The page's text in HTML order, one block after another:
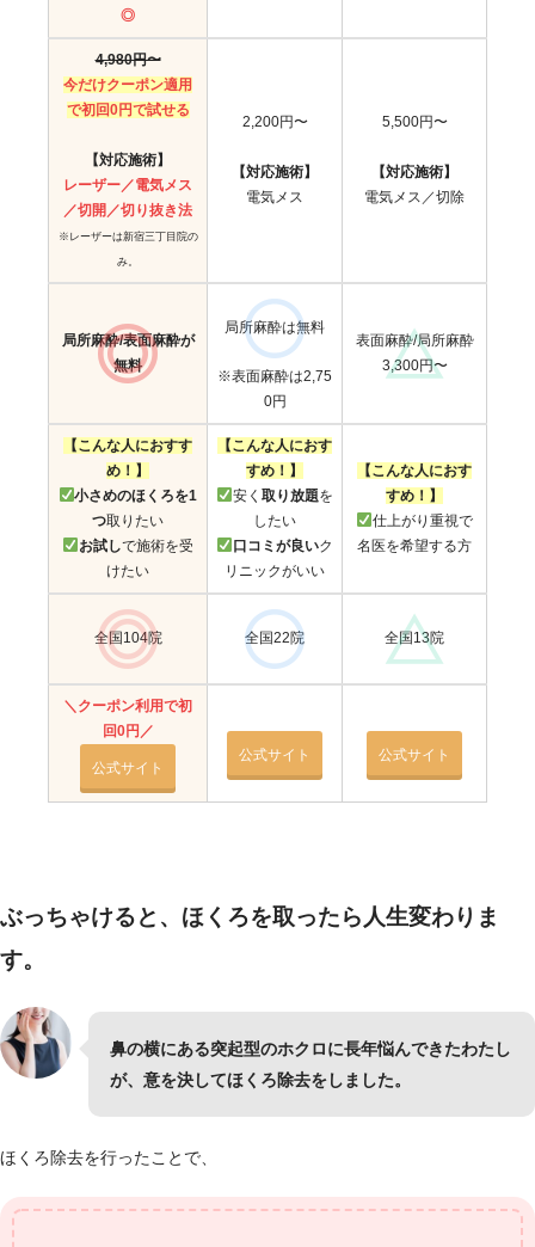
◎
4,980円〜
今だけクーポン適用
で初回0円で試せる
【対応施術】
レーザー／電気メス
／切開／切り抜き法
※レーザーは新宿三丁目院の
み。
2,200円〜
【対応施術】
電気メス
5,500円〜
【対応施術】
電気メス／切除
局所麻酔/表面麻酔が
無料
局所麻酔は無料
※表面麻酔は2,75
0円
表面麻酔/局所麻酔
3,300円〜
【こんな人におすす
め！】
小さめのほくろを1
つ取りたい
お試しで施術を受
けたい
【こんな人におす
すめ！】
安く 取り放題を
したい
口コミが良いク
リニックがいい
【こんな人におす
すめ！】
仕上がり重視で
名医を希望する方
全国104院 全国22院 全国13院
＼クーポン利用で初
回0円／
公式サイト
公式サイト 公式サイト
ぶっちゃけると、ほくろを取ったら人生変わりま
す。
鼻の横にある突起型のホクロに長年悩んできたわたし
が、意を決してほくろ除去をしました。
ほくろ除去を行ったことで、